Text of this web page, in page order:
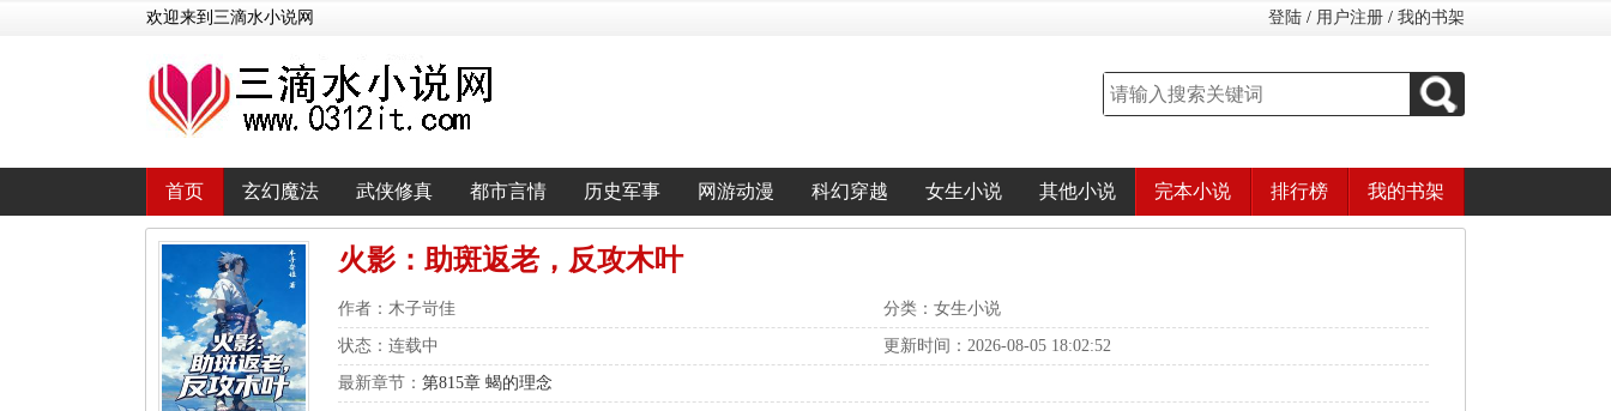
欢迎来到三滴水小说网 登陆 / 用户注册 / 我的书架
首页 玄幻魔法 武侠修真 都市言情 历史军事 网游动漫 科幻穿越 女生小说 其他小说 完本小说 排行榜 我的书架
火影：助斑返老，反攻木叶
作者：木子岢佳 分类：女生小说
状态：连载中 更新时间：2026-08-05 18:02:52
最新章节： 第815章 蝎的理念